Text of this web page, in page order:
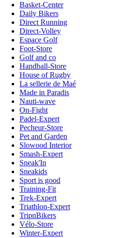
Basket-Center
Daily Bikers
Direct Running
Direct-Volley
Espace Golf
Foot-Store
Golf and co
Handball-Store
House of Rugby
La sellerie de Maé
Made in Paradis
Nauti-wave
On-Fight
Padel-Expert
Pecheur-Store
Pet and Garden
Slowood Interior
Smash-Expert
Sneak'In
Sneakids
Sport is good
Training-Fit
Trek-Expert
Triathlon-Expert
TripnBikers
Vélo-Store
Winter-Expert